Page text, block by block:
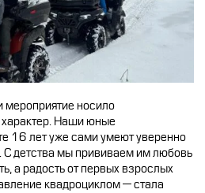
ФИНАНС
ЛИЗИНГ
ПОСТАВЩИКОМ
Дилеры
дилера
дилером
носило
Наши юные
16 лет уже сами умеют уверенно
С детства мы прививаем им любовь
а радость от первых взрослых
квадроциклом — стала